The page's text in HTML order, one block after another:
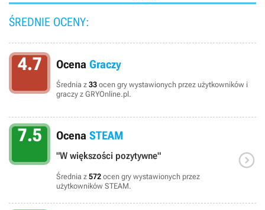
ŚREDNIE OCENY:
4.7 Ocena Graczy
Średnia z 33 ocen gry wystawionych przez użytkowników i
graczy z GRYOnline.pl.
7.5 Ocena STEAM
"W większości pozytywne"
Średnia z 572 ocen gry wystawionych przez
użytkowników STEAM.
